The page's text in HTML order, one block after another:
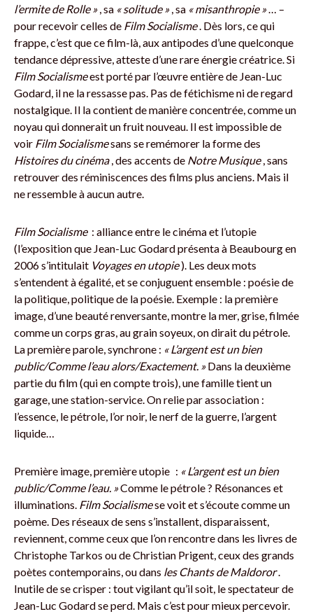
l’ermite de Rolle », sa « solitude », sa « misanthropie »… –
pour recevoir celles de Film Socialisme. Dès lors, ce qui
frappe, c’est que ce film-là, aux antipodes d’une quelconque
tendance dépressive, atteste d’une rare énergie créatrice. Si
Film Socialismeest porté par l’œuvre entière de Jean-Luc
Godard, il ne la ressasse pas. Pas de fétichisme ni de regard
nostalgique. Il la contient de manière concentrée, comme un
noyau qui donnerait un fruit nouveau. Il est impossible de
voir Film Socialismesans se remémorer la forme des
Histoires du cinéma, des accents de Notre Musique, sans
retrouver des réminiscences des films plus anciens. Mais il
ne ressemble à aucun autre.
Film Socialisme: alliance entre le cinéma et l’utopie
(l’exposition que Jean-Luc Godard présenta à Beaubourg en
2006 s’intitulait Voyages en utopie). Les deux mots
s’entendent à égalité, et se conjuguent ensemble : poésie de
la politique, politique de la poésie. Exemple : la première
image, d’une beauté renversante, montre la mer, grise, filmée
comme un corps gras, au grain soyeux, on dirait du pétrole.
La première parole, synchrone : « L’argent est un bien
public/Comme l’eau alors/Exactement. »Dans la deuxième
partie du film (qui en compte trois), une famille tient un
garage, une station-service. On relie par association :
l’essence, le pétrole, l’or noir, le nerf de la guerre, l’argent
liquide…
Première image, première utopie : « L’argent est un bien
public/Comme l’eau. »Comme le pétrole ? Résonances et
illuminations. Film Socialismese voit et s’écoute comme un
poème. Des réseaux de sens s’installent, disparaissent,
reviennent, comme ceux que l’on rencontre dans les livres de
Christophe Tarkos ou de Christian Prigent, ceux des grands
poètes contemporains, ou dans les Chants de Maldoror.
Inutile de se crisper : tout vigilant qu’il soit, le spectateur de
Jean-Luc Godard se perd. Mais c’est pour mieux percevoir.